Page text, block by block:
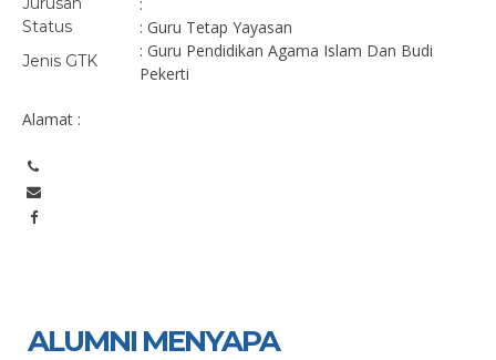
Status : Guru Tetap Yayasan
Jenis GTK
: Guru Pendidikan Agama Islam Dan Budi
Pekerti
Alamat :
ALUMNI MENYAPA